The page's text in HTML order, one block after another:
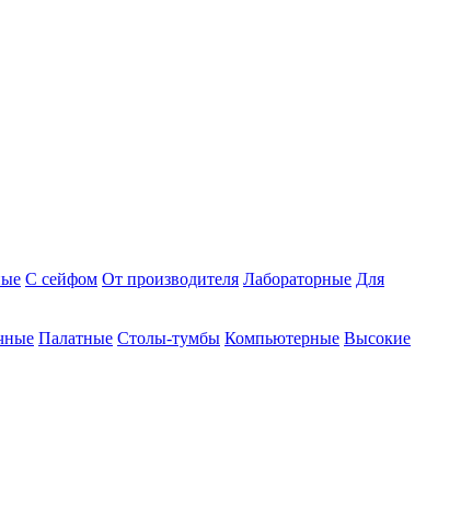
С сейфом От производителя Лабораторные Для
Палатные Столы-тумбы Компьютерные Высокие